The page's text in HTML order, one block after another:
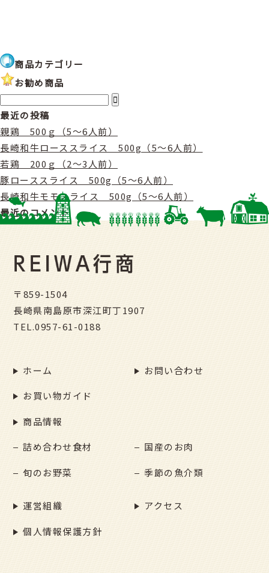
商品カテゴリー
お勧め商品
最近の投稿
親鶏 500ｇ（5〜6人前）
長崎和牛ローススライス 500g（5〜6人前）
若鶏 200ｇ（2〜3人前）
豚ローススライス 500g（5〜6人前）
長崎和牛モモスライス 500g（5〜6人前）
最近のコメント
〒859-1504
長崎県南島原市深江町丁1907
TEL.0957-61-0188
ホーム お問い合わせ
お買い物ガイド
商品情報
詰め合わせ食材 国産のお肉
旬のお野菜 季節の魚介類
運営組織 アクセス
個人情報保護方針